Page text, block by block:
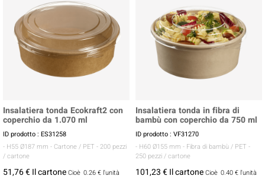
Insalatiera tonda Ecokraft2 con
coperchio da 1.070 ml
ID prodotto : ES31258
- H55 Ø187 mm - Cartone / PET - 200 pezzi
/ cartone
51,76 € Il cartoneCioè 0.26 € l'unità
Insalatiera tonda in fibra di
bambù con coperchio da 750 ml
ID prodotto : VF31270
- H60 Ø155 mm - Fibra di bambù / PET -
250 pezzi / cartone
101,23 € Il cartoneCioè 0.40 € l'unità